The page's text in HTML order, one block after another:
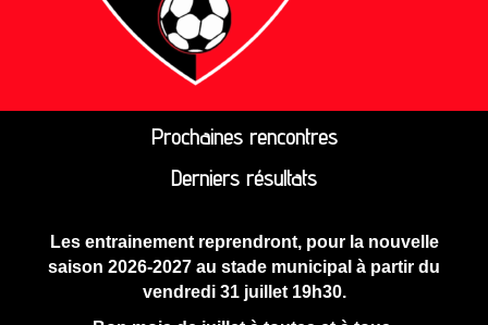
Prochaines rencontres
Derniers résultats
Les entrainement reprendront, pour la nouvelle
saison 2026-2027 au stade municipal à partir du
vendredi 31 juillet 19h30.